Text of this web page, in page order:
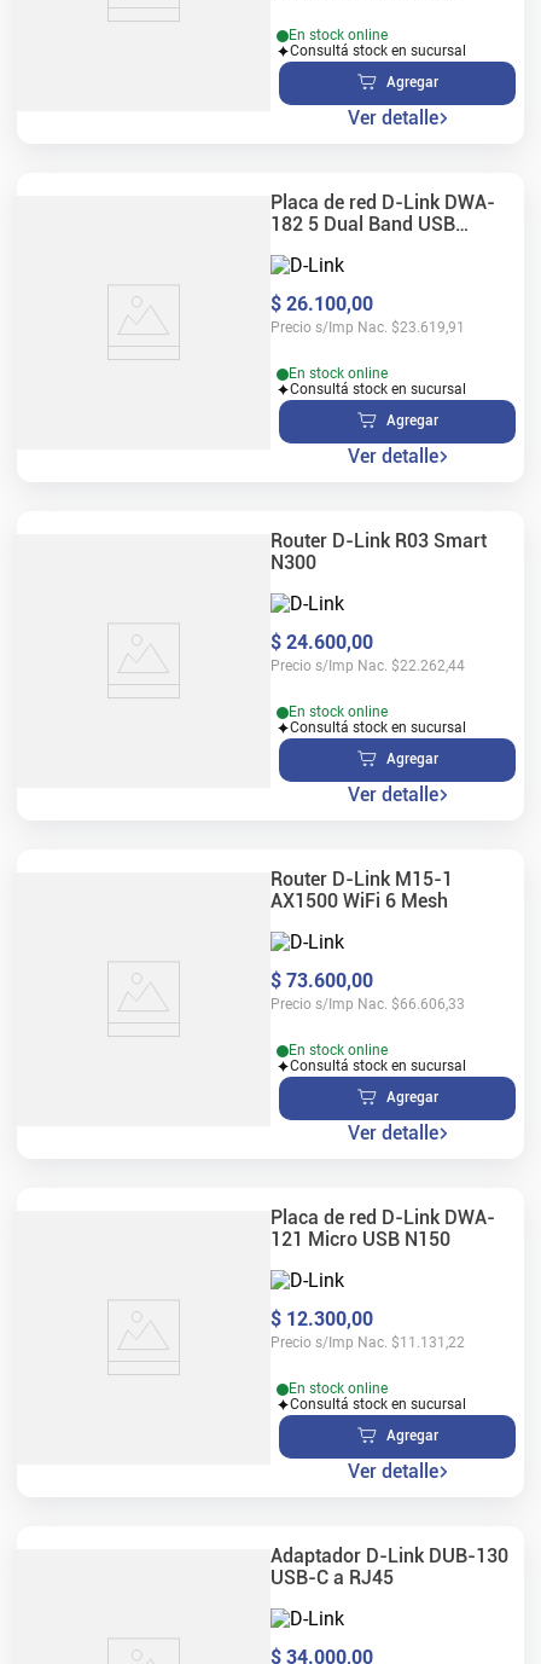
En stock online
Consultá stock en sucursal
Agregar
Ver detalle
Placa de red D-Link DWA-
182 5 Dual Band USB
$ 26.100,00
Precio s/Imp Nac. $23.619,91
En stock online
Consultá stock en sucursal
Agregar
Ver detalle
Router D-Link R03 Smart
N300
$ 24.600,00
Precio s/Imp Nac. $22.262,44
En stock online
Consultá stock en sucursal
Agregar
Ver detalle
Router D-Link M15-1
AX1500 WiFi 6 Mesh
$ 73.600,00
Precio s/Imp Nac. $66.606,33
En stock online
Consultá stock en sucursal
Agregar
Ver detalle
Placa de red D-Link DWA-
121 Micro USB N150
$ 12.300,00
Precio s/Imp Nac. $11.131,22
En stock online
Consultá stock en sucursal
Agregar
Ver detalle
Adaptador D-Link DUB-130
USB-C a RJ45
$ 34.000,00